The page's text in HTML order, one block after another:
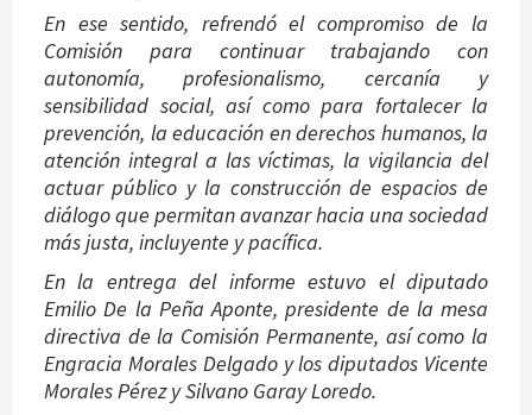
En ese sentido, refrendó el compromiso de la
Comisión para continuar trabajando con
autonomía, profesionalismo, cercanía y
sensibilidad social, así como para fortalecer la
prevención, la educación en derechos humanos, la
atención integral a las víctimas, la vigilancia del
actuar público y la construcción de espacios de
diálogo que permitan avanzar hacia una sociedad
más justa, incluyente y pacífica.
En la entrega del informe estuvo el diputado
Emilio De la Peña Aponte, presidente de la mesa
directiva de la Comisión Permanente, así como la
Engracia Morales Delgado y los diputados Vicente
Morales Pérez y Silvano Garay Loredo.